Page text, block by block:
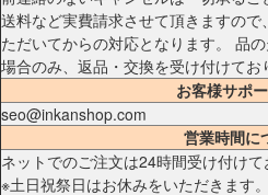
送料など実費請求させて頂きますの
ただいてからの対応となります。 品
場合のみ、返品・交換を受け付けてお
お客様サポ
seo@inkanshop.com
営業時間に
ネットでのご注文は24時間受け付けて
※土日祝祭日はお休みをいただきます